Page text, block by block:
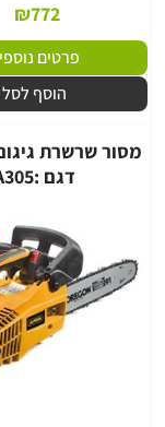
₪772
פרטים
הוסף לסל
דגם :A305